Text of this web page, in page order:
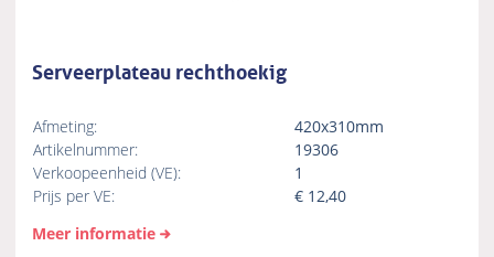
Serveerplateau rechthoekig
Afmeting:
420x310mm
Artikelnummer:
19306
Verkoopeenheid (VE):
1
Prijs per VE:
€ 12,40
Meer informatie